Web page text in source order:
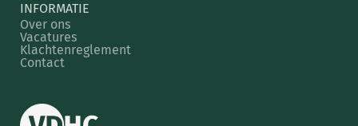
INFORMATIE
Over ons
Vacatures
Klachtenreglement
Contact